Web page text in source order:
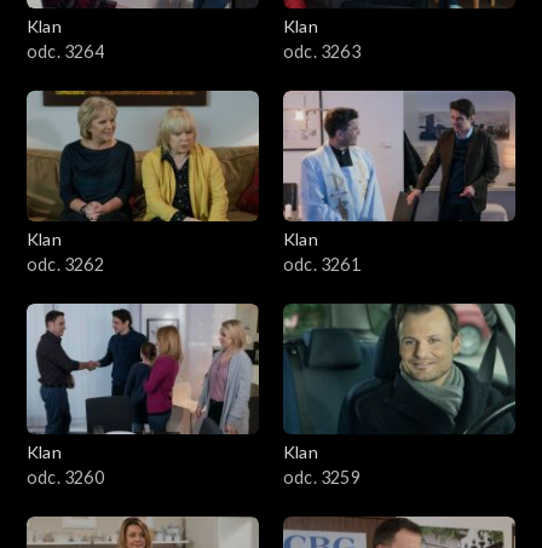
Klan
odc. 3264
Klan
odc. 3263
Klan
odc. 3262
Klan
odc. 3261
Klan
odc. 3260
Klan
odc. 3259